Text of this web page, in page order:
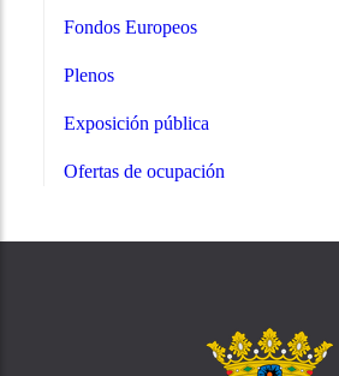
Fondos Europeos
Plenos
Exposición pública
Ofertas de ocupación